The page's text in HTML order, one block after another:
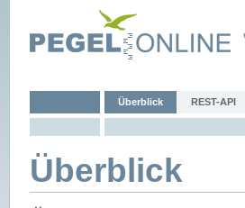
Überblick REST-API
Überblick